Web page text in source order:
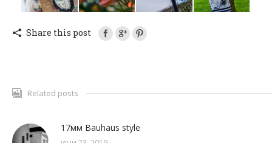
Share this post
Related posts
17мм Bauhaus style